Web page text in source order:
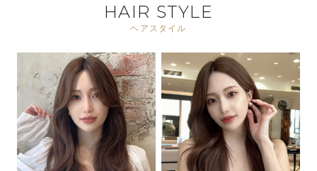
HAIR STYLE
ヘアスタイル